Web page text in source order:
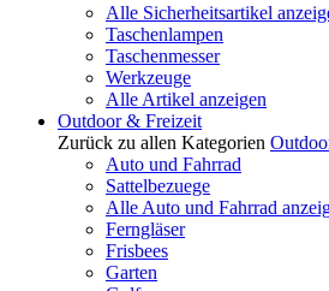
Alle Sicherheitsartikel
Taschenlampen
Taschenmesser
Werkzeuge
Alle Artikel anzeigen
Outdoor & Freizeit
Zurück zu allen Kategorien
Auto und Fahrrad
Sattelbezuege
Alle Auto und Fahrrad
Ferngläser
Frisbees
Garten